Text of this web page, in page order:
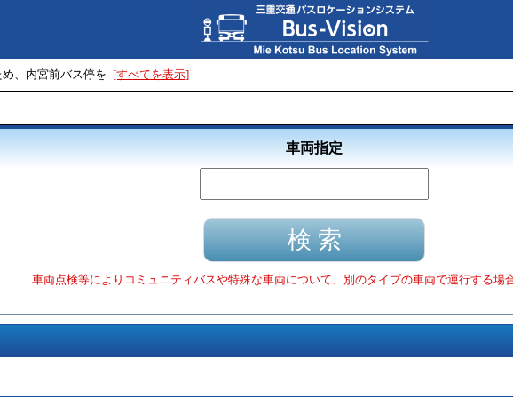
め、内宮前バス停を [すべてを表示]
車両指定
車両点検等によりコミュニティバスや特殊な車両について、別のタイプの車両で運行する場